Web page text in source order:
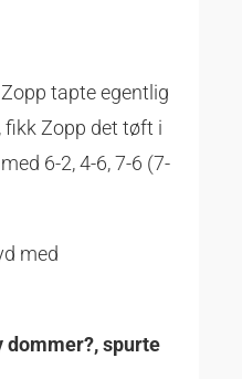
tapte egentlig
fikk Zopp det tøft i
6-2, 4-6, 7-6 (7-
med
dommer?, spurte